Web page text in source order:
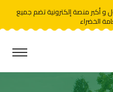
و أكبر منصة إلكترونية تضم جميع
الخضراء